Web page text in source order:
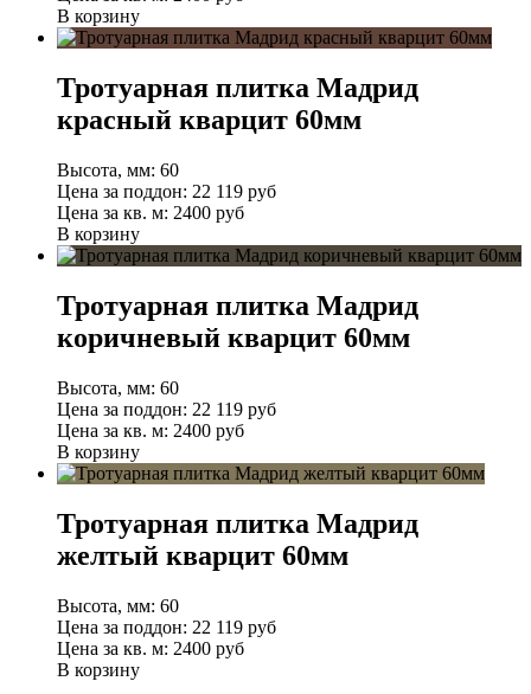
В корзину
Тротуарная плитка Мадрид
красный кварцит 60мм
Высота, мм: 60
Цена за поддон: 22 119 руб
Цена за кв. м: 2400 руб
В корзину
Тротуарная плитка Мадрид
коричневый кварцит 60мм
Высота, мм: 60
Цена за поддон: 22 119 руб
Цена за кв. м: 2400 руб
В корзину
Тротуарная плитка Мадрид
желтый кварцит 60мм
Высота, мм: 60
Цена за поддон: 22 119 руб
Цена за кв. м: 2400 руб
В корзину